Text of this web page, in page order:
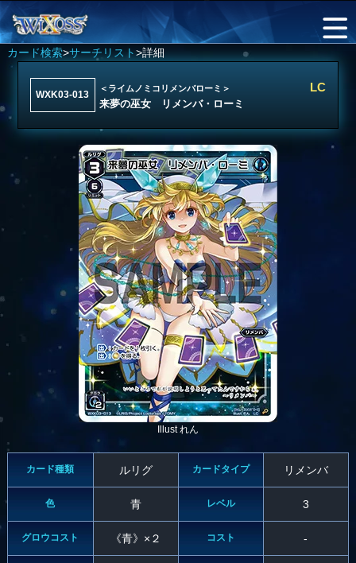
カード検索>サーチリスト>詳細
WXK03-013
＜ライムノミコリメンバローミ＞
来夢の巫女 リメンバ・ローミ
LC
Illust れん
カード種類 ルリグ カードタイプ リメンバ
色 青 レベル 3
グロウコスト 《青》×２ コスト -